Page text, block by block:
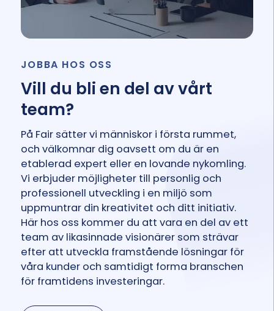
JOBBA HOS OSS
Vill du bli en del av vårt
team?
På Fair sätter vi människor i första rummet,
och välkomnar dig oavsett om du är en
etablerad expert eller en lovande nykomling.
Vi erbjuder möjligheter till personlig och
professionell utveckling i en miljö som
uppmuntrar din kreativitet och ditt initiativ.
Här hos oss kommer du att vara en del av ett
team av likasinnade visionärer som strävar
efter att utveckla framstående lösningar för
våra kunder och samtidigt forma branschen
för framtidens investeringar.